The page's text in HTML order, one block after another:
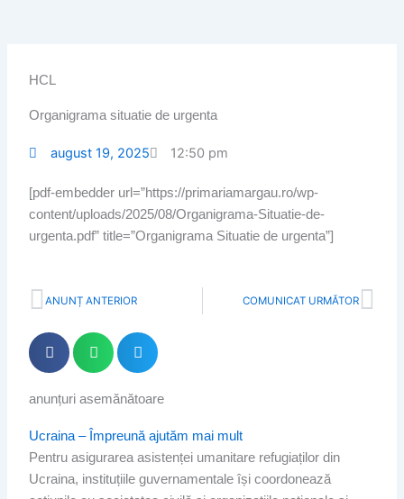
HCL
Organigrama situatie de urgenta
august 19, 2025 12:50 pm
[pdf-embedder url=”https://primariamargau.ro/wp-
content/uploads/2025/08/Organigrama-Situatie-de-
urgenta.pdf” title=”Organigrama Situatie de urgenta”]
Prev
ANUNȚ ANTERIOR COMUNICAT URMĂTOR
anunțuri asemănătoare
Ucraina – Împreună ajutăm mai mult
Pentru asigurarea asistenței umanitare refugiaților din
Ucraina, instituțiile guvernamentale își coordonează
Page
Page
PagePage